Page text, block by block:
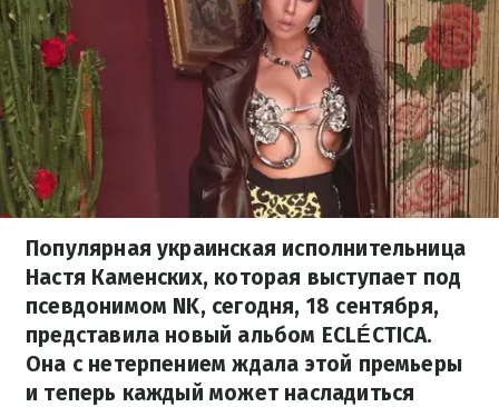
Популярная украинская исполнительница
Настя Каменских, которая выступает под
псевдонимом NK, сегодня, 18 сентября,
представила новый альбом ECLÉCTICA.
Она с нетерпением ждала этой премьеры
и теперь каждый может насладиться